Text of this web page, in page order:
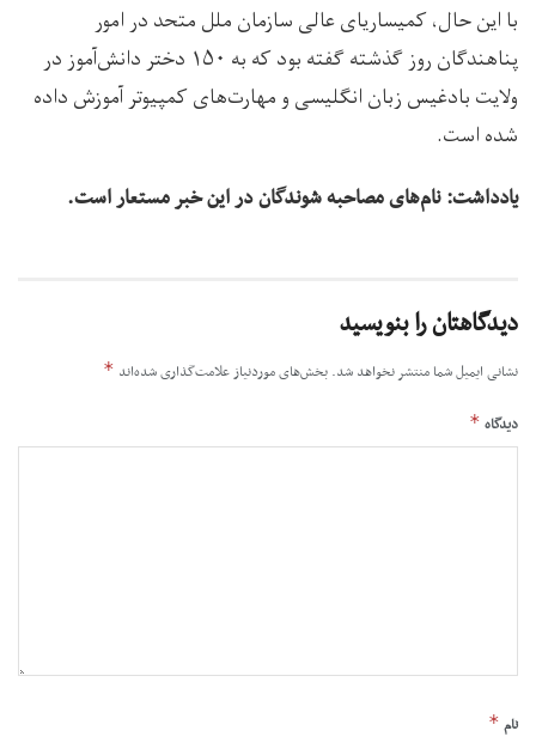
با این حال، کمیساریای عالی سازمان ملل متحد در امور
پناهندگان روز گذشته گفته بود که به ۱۵۰ دختر دانش‌آموز در
ولایت بادغیس زبان انگلیسی و مهارت‌های کمپیوتر آموزش داده
شده است.
یادداشت: نام‌های مصاحبه شوندگان در این خبر مستعار است.
دیدگاهتان را بنویسید
نشانی ایمیل شما منتشر نخواهد شد. بخش‌های موردنیاز علامت‌گذاری شده‌اند *
دیدگاه *
نام *